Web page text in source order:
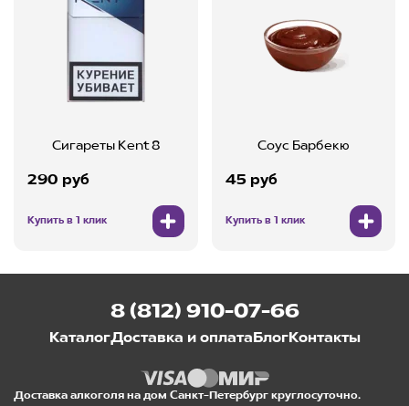
Сигареты Kent 8
290 руб
Купить в 1 клик
Соус Барбекю
45 руб
Купить в 1 клик
КаталогДоставка и оплата БлогКонтакты
Доставка алкоголя на дом Санкт-Петербург круглосуточно.
8 (812) 910-07-66